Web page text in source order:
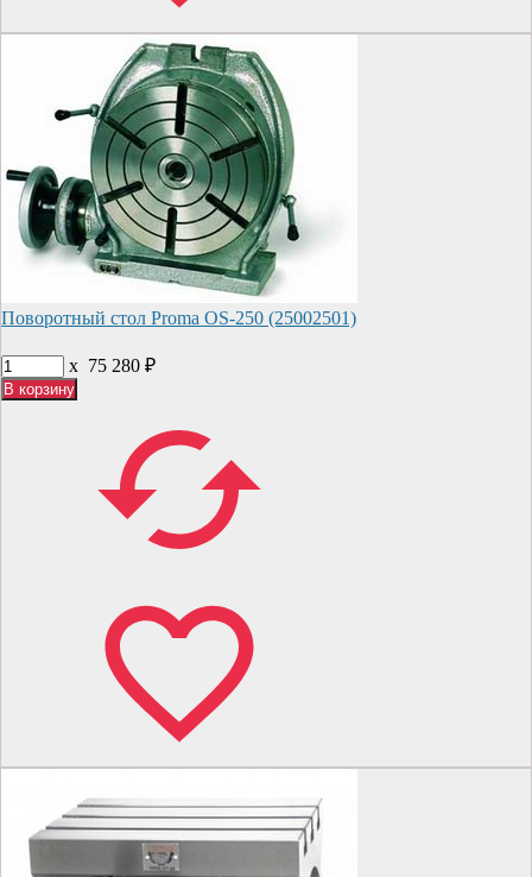
Поворотный стол Proma OS-250 (25002501)
x 75 280 ₽